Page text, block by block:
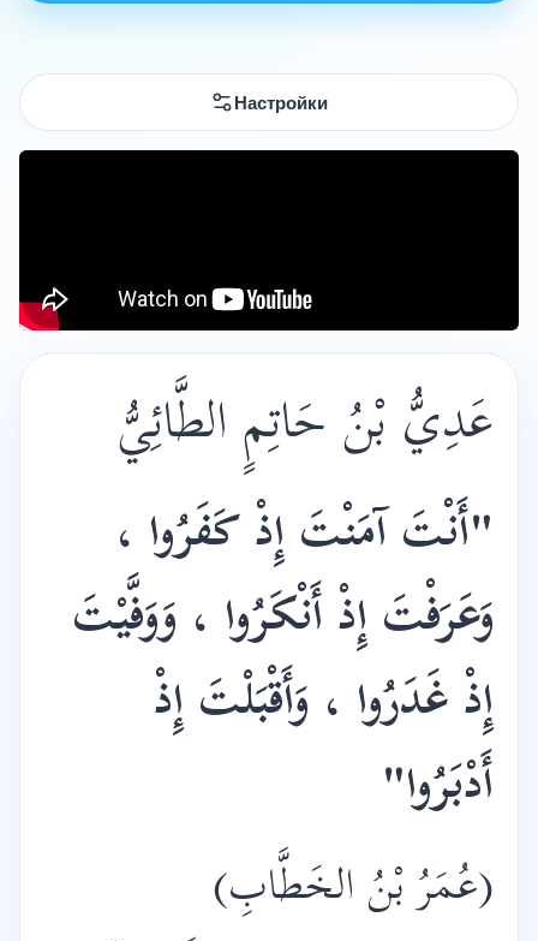
Настройки
عَدِيُّ بْنُ حَاتِمٍ الطَّائِيُّ
"أَنْتَ آمَنْتَ إِذْ كَفَرُوا ،
وَعَرَفْتَ إِذْ أَنْكَرُوا ، وَوَفَّيْتَ
إِذْ غَدَرُوا ، وَأَقْبَلْتَ إِذْ
أَدْبَرُوا"
(عُمَرُ بْنُ الخَطَّابِ)